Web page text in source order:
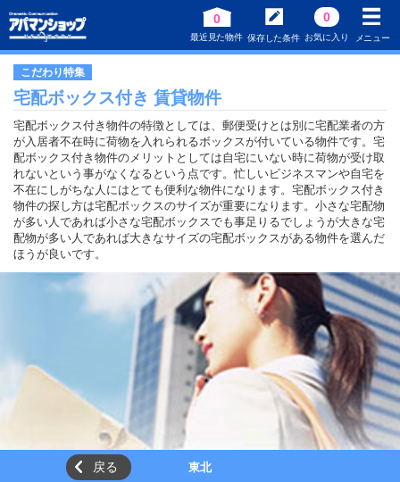
0
最近見た物件 保存した条件
0
お気に入り メニュー
こだわり特集
宅配ボックス付き 賃貸物件
宅配ボックス付き物件の特徴としては、郵便受けとは別に宅配業者の方
が入居者不在時に荷物を入れられるボックスが付いている物件です。宅
配ボックス付き物件のメリットとしては自宅にいない時に荷物が受け取
れないという事がなくなるという点です。忙しいビジネスマンや自宅を
不在にしがちな人にはとても便利な物件になります。宅配ボックス付き
物件の探し方は宅配ボックスのサイズが重要になります。小さな宅配物
が多い人であれば小さな宅配ボックスでも事足りるでしょうが大きな宅
配物が多い人であれば大きなサイズの宅配ボックスがある物件を選んだ
ほうが良いです。
東北
戻る